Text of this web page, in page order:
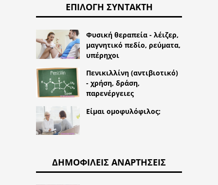
ΕΠΙΛΟΓΉ ΣΥΝΤΆΚΤΗ
Φυσική θεραπεία - λέιζερ,
μαγνητικό πεδίο, ρεύματα,
υπέρηχοι
Πενικιλλίνη (αντιβιοτικό)
- χρήση, δράση,
παρενέργειες
Είμαι ομοφυλόφιλος;
ΔΗΜΟΦΙΛΕΊΣ ΑΝΑΡΤΉΣΕΙΣ